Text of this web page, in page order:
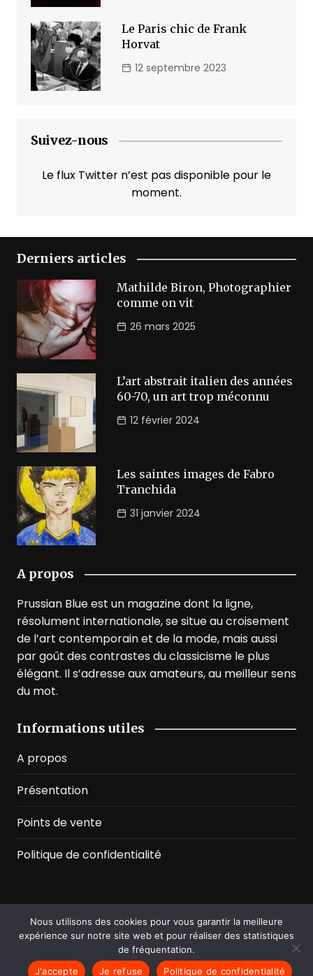
Le Paris chic de Frank
Horvat
12 septembre 2023
Suivez-nous
Le flux Twitter n’est pas disponible pour le
moment.
Derniers articles
Mathilde Biron, Photographier
comme on vit
26 mars 2025
L’art abstrait italien des années
60-70, un art trop méconnu
12 février 2024
Les saintes images de Fabro
Tranchida
31 janvier 2024
A propos
Prussian Blue est un magazine dont la ligne,
résolument internationale, se situe au croisement
de l’art contemporain et de la mode, mais aussi
par goût des contrastes du classicisme le plus
élégant. Il s’adresse aux amateurs, au meilleur sens
du mot.
Informations utiles
A propos
Présentation
Points de vente
Politique de confidentialité
©2026 Prussian Blue. All Rights Reserved
Nous utilisons des cookies pour vous garantir la meilleure
expérience sur notre site web et pour réaliser des statistiques
de fréquentation.
J'accepte
Je refuse Politique de confidentialité